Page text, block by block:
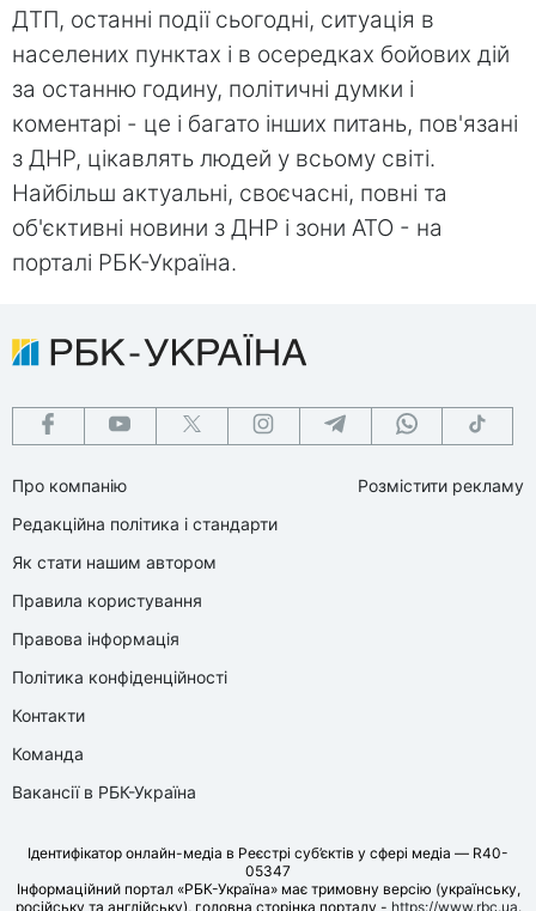
ДТП, останні події сьогодні, ситуація в
населених пунктах і в осередках бойових дій
за останню годину, політичні думки і
коментарі - це і багато інших питань, пов'язані
з ДНР, цікавлять людей у ​​всьому світі.
Найбільш актуальні, своєчасні, повні та
об'єктивні новини з ДНР і зони АТО - на
порталі РБК-Україна.
Про компанію
Редакційна політика і стандарти
Як стати нашим автором
Правила користування
Правова інформація
Політика конфіденційності
Контакти
Команда
Вакансії в РБК-Україна
Розмістити рекламу
Ідентифікатор онлайн-медіа в Реєстрі суб’єктів у сфері медіа — R40-
05347
Інформаційний портал «РБК-Україна» має тримовну версію (українську,
російську та англійську), головна сторінка порталу - https://www.rbc.ua.